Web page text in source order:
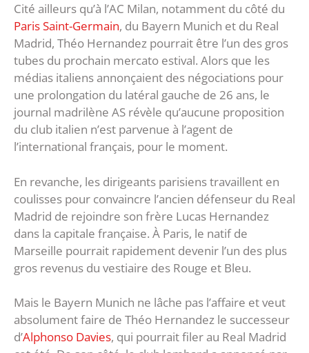
Cité ailleurs qu’à l’AC Milan, notamment du côté du
Paris Saint-Germain, du Bayern Munich et du Real
Madrid, Théo Hernandez pourrait être l’un des gros
tubes du prochain mercato estival. Alors que les
médias italiens annonçaient des négociations pour
une prolongation du latéral gauche de 26 ans, le
journal madrilène AS révèle qu’aucune proposition
du club italien n’est parvenue à l’agent de
l’international français, pour le moment.
En revanche, les dirigeants parisiens travaillent en
coulisses pour convaincre l’ancien défenseur du Real
Madrid de rejoindre son frère Lucas Hernandez
dans la capitale française. À Paris, le natif de
Marseille pourrait rapidement devenir l’un des plus
gros revenus du vestiaire des Rouge et Bleu.
Mais le Bayern Munich ne lâche pas l’affaire et veut
absolument faire de Théo Hernandez le successeur
d’Alphonso Davies, qui pourrait filer au Real Madrid